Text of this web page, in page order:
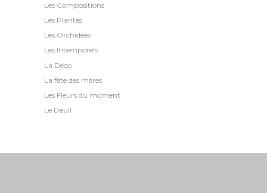
Les Compositions
Les Plantes
Les Orchidées
Les Intemporels
La Déco
La fête des mères
Les Fleurs du moment
Le Deuil